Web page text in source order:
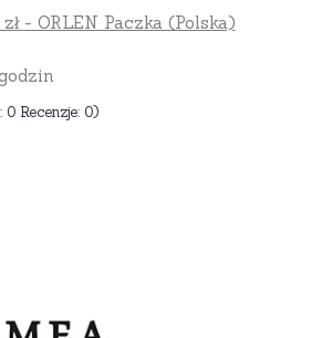
- ORLEN Paczka (Polska)
0 Recenzje: 0)